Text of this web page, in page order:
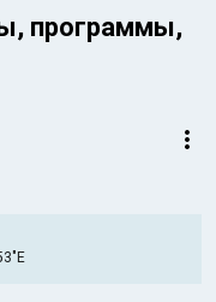
программы,